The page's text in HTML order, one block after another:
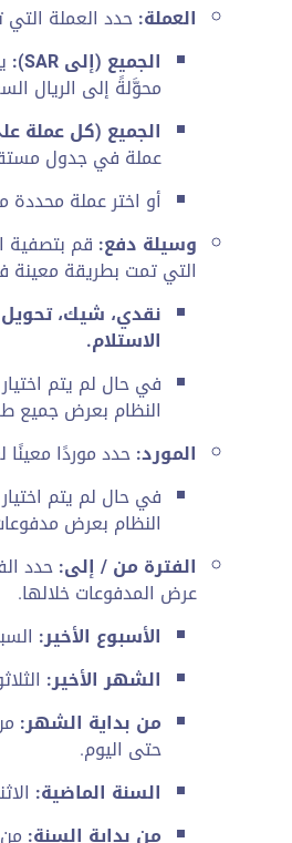
العملة:حدد العملة التي
الجميع (إلى SAR):
محوَّلةً إلى الريال
الجميع (كل عملة
عملة في جدول
أو اختر عملة محددة
وسيلة دفع: قم بتصفية
التي تمت بطريقة معينة
نقدي، شيك،
الاستلام.
في حال لم يتم
النظام بعرض جميع
المورد:حدد موردًا
في حال لم يتم
النظام بعرض
الفترة من / إلى:حدد
عرض المدفوعات خلالها.
الأسبوع الأخير:
الشهر الأخير:
من بداية الشهر:
حتى اليوم.
السنة الماضية:
من بداية السنة: